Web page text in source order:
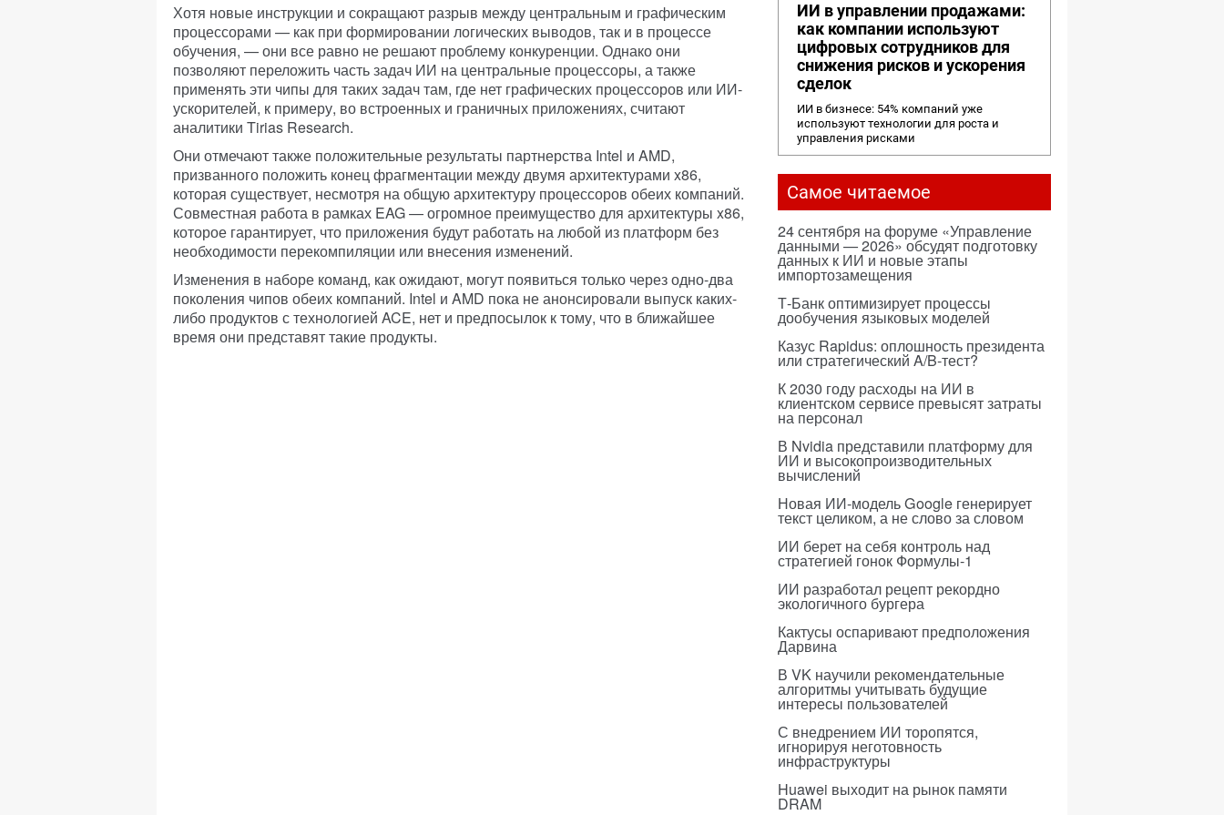
Хотя новые инструкции и сокращают разрыв между центральным и графическим
процессорами — как при формировании логических выводов, так и в процессе
обучения, — они все равно не решают проблему конкуренции. Однако они
позволяют переложить часть задач ИИ на центральные процессоры, а также
применять эти чипы для таких задач там, где нет графических процессоров или ИИ-
ускорителей, к примеру, во встроенных и граничных приложениях, считают
аналитики Tirias Research.
Они отмечают также положительные результаты партнерства Intel и AMD,
призванного положить конец фрагментации между двумя архитектурами x86,
которая существует, несмотря на общую архитектуру процессоров обеих компаний.
Совместная работа в рамках EAG — огромное преимущество для архитектуры x86,
которое гарантирует, что приложения будут работать на любой из платформ без
необходимости перекомпиляции или внесения изменений.
Изменения в наборе команд, как ожидают, могут появиться только через одно-два
поколения чипов обеих компаний. Intel и AMD пока не анонсировали выпуск каких-
либо продуктов с технологией ACE, нет и предпосылок к тому, что в ближайшее
время они представят такие продукты.
ИИ в управлении продажами:
как компании используют
цифровых сотрудников для
снижения рисков и ускорения
сделок
ИИ в бизнесе: 54% компаний уже
используют технологии для роста и
управления рисками
Самое читаемое
24 сентября на форуме «Управление
данными — 2026» обсудят подготовку
данных к ИИ и новые этапы
импортозамещения
Т-Банк оптимизирует процессы
дообучения языковых моделей
Казус Rapidus: оплошность президента
или стратегический A/B-тест?
К 2030 году расходы на ИИ в
клиентском сервисе превысят затраты
на персонал
В Nvidia представили платформу для
ИИ и высокопроизводительных
вычислений
Новая ИИ-модель Google генерирует
текст целиком, а не слово за словом
ИИ берет на себя контроль над
стратегией гонок Формулы-1
ИИ разработал рецепт рекордно
экологичного бургера
Кактусы оспаривают предположения
Дарвина
В VK научили рекомендательные
алгоритмы учитывать будущие
интересы пользователей
С внедрением ИИ торопятся,
игнорируя неготовность
инфраструктуры
Huawei выходит на рынок памяти
DRAM